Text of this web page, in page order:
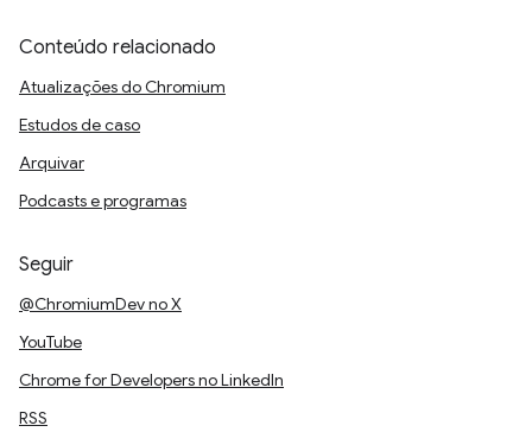
Conteúdo relacionado
Atualizações do Chromium
Estudos de caso
Arquivar
Podcasts e programas
Seguir
@ChromiumDev no X
YouTube
Chrome for Developers no LinkedIn
RSS